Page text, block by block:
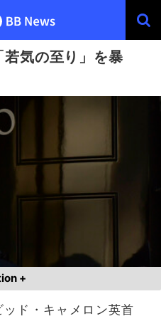
気の至り」を暴
+
ド・キャメロン英首